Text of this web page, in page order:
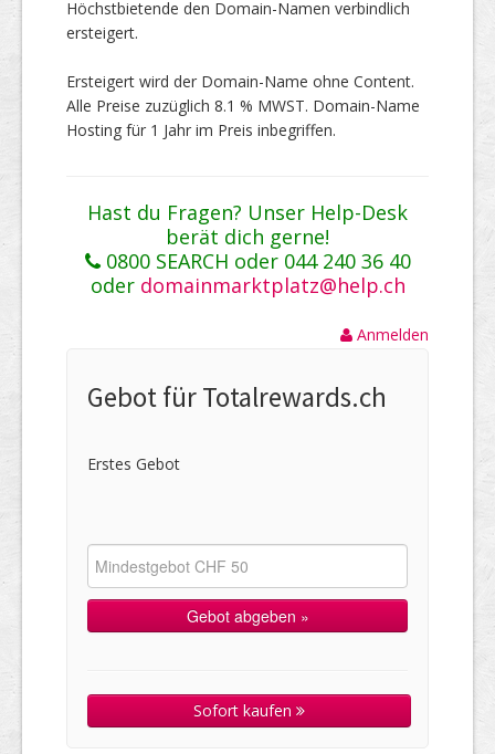
Höchstbietende den Domain-Namen verbindlich
ersteigert.
Ersteigert wird der Domain-Name ohne Content.
Alle Preise zuzüglich 8.1 % MWST. Domain-Name
Hosting für 1 Jahr im Preis inbegriffen.
Hast du Fragen? Unser Help-Desk
berät dich gerne!
0800 SEARCH oder 044 240 36 40
oder domainmarktplatz@help.ch
Anmelden
Gebot für Totalrewards.ch
Erstes Gebot
Sofort kaufen